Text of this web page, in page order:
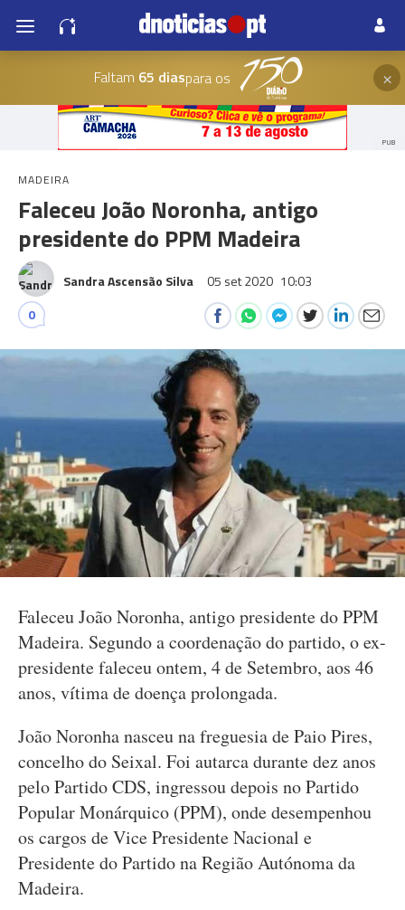
Faltam 65 diaspara os ×
PUB
MADEIRA
Faleceu João Noronha, antigo
presidente do PPM Madeira
Sandra Ascensão Silva 05 set 2020 10:03
0
Faleceu João Noronha, antigo presidente do PPM
Madeira. Segundo a coordenação do partido, o ex-
presidente faleceu ontem, 4 de Setembro, aos 46
anos, vítima de doença prolongada.
João Noronha nasceu na freguesia de Paio Pires,
concelho do Seixal. Foi autarca durante dez anos
pelo Partido CDS, ingressou depois no Partido
Popular Monárquico (PPM), onde desempenhou
os cargos de Vice Presidente Nacional e
Presidente do Partido na Região Autónoma da
Madeira.